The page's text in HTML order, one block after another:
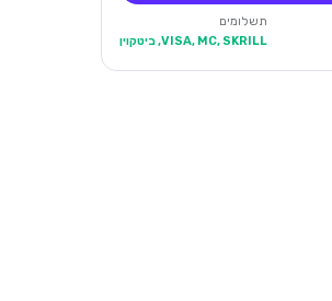
תשלומים
VISA, MC, SKRILL, ביטקוין